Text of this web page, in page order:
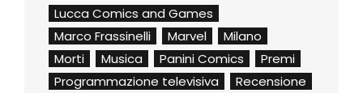
Lucca Comics and Games
Marco Frassinelli
Marvel
Milano
Morti
Musica Panini Comics
Premi
Programmazione televisiva
Recensione